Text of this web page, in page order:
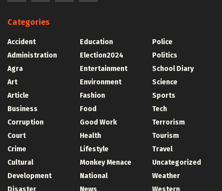
Categories
Accident
Administration
Agra
Art
Article
Business
Corruption
Court
Crime
Cultural
Development
Disaster
Education
Election2024
Entertainment
Environment
Fashion
Food
Good Work
Health
Lifestyle
Monkey Menace
National
News
Police
Politics
School Diary
Science
Sports
Tech
Terrorism
Tourism
Travel
Uncategorized
Weather
Western